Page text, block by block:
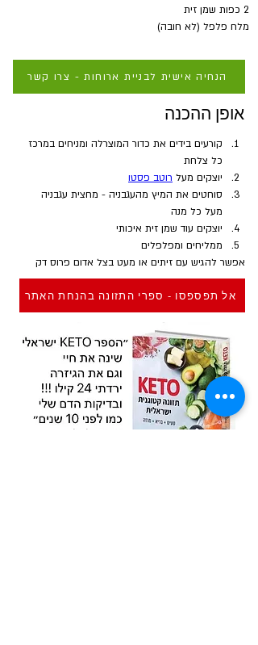
2 כפות שמן זית
מלח פלפל (לא חובה)
הנחיה אישית לבניית ארוחות - צרו קשר
אופן ההכנה
קורעים בידים את כדור המוצרלה ומניחים במרכז
כל צלחת
יוצקים מעל רוטב פסטו
סוחטים את המיץ מהעגבניה - מחצית עגבניה
מעל כל מנה
יוצקים עוד שמן זית איכותי
ממליחים ומפלפלים
אפשר להגיש עם זיתים או מעט בצל אדום פרוס דק
אל תפספסו - ספרי התזונה בהנחת האתר